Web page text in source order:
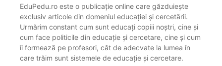
EduPedu.ro este o publicație online care găzduiește
exclusiv articole din domeniul educației și cercetării.
Urmărim constant cum sunt educați copiii noștri, cine și
cum face politicile din educație și cercetare, cine și cum
îi formează pe profesori, cât de adecvate la lumea în
care trăim sunt sistemele de educație și cercetare.